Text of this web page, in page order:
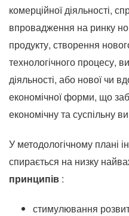
комерційної діяльності,
впровадження на ринку
продукту, створення
технологічного процесу,
діяльності, або нової чи
економічної форми, що
економічну та суспільну
У методологічному плані
спирається на низку
принципів :
стимулювання